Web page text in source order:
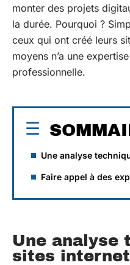
monter des projets
la durée. Pourquoi ?
ceux qui ont créé leurs
moyens n’a une
professionnelle.
Une analyse
Faire appel à des
Une analyse
sites internet